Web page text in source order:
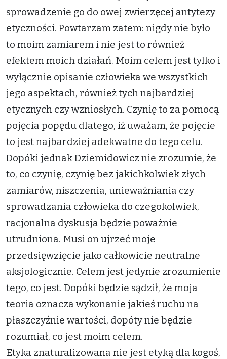
sprowadzenie go do owej zwierzęcej antytezy
etyczności. Powtarzam zatem: nigdy nie było
to moim zamiarem i nie jest to również
efektem moich działań. Moim celem jest tylko i
wyłącznie opisanie człowieka we wszystkich
jego aspektach, również tych najbardziej
etycznych czy wzniosłych. Czynię to za pomocą
pojęcia popędu dlatego, iż uważam, że pojęcie
to jest najbardziej adekwatne do tego celu.
Dopóki jednak Dziemidowicz nie zrozumie, że
to, co czynię, czynię bez jakichkolwiek złych
zamiarów, niszczenia, unieważniania czy
sprowadzania człowieka do czegokolwiek,
racjonalna dyskusja będzie poważnie
utrudniona. Musi on ujrzeć moje
przedsięwzięcie jako całkowicie neutralne
aksjologicznie. Celem jest jedynie zrozumienie
tego, co jest. Dopóki będzie sądził, że moja
teoria oznacza wykonanie jakieś ruchu na
płaszczyźnie wartości, dopóty nie będzie
rozumiał, co jest moim celem.
Etyka znaturalizowana nie jest etyką dla kogoś,